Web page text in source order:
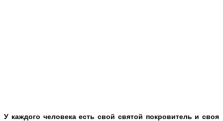
У каждого человека есть свой святой покровитель и своя